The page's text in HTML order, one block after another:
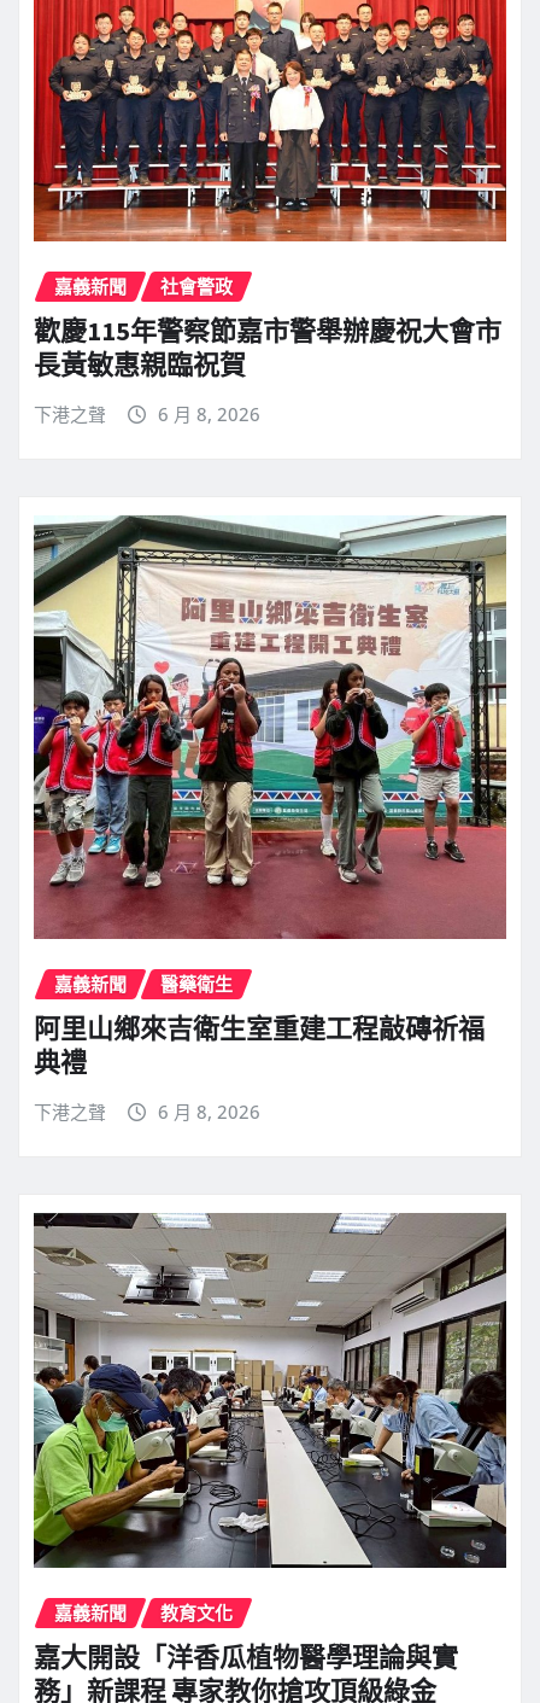
嘉義新聞 社會警政
歡慶115年警察節嘉市警舉辦慶祝大會市
長黃敏惠親臨祝賀
下港之聲 6 月 8, 2026
嘉義新聞 醫藥衛生
阿里山鄉來吉衛生室重建工程敲磚祈福
典禮
下港之聲 6 月 8, 2026
嘉義新聞 教育文化
嘉大開設「洋香瓜植物醫學理論與實
務」新課程 專家教你搶攻頂級綠金